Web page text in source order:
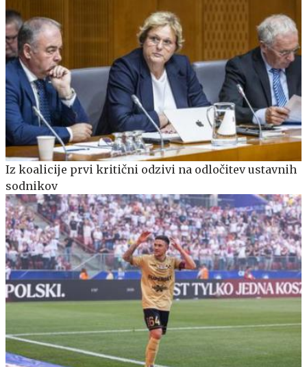
Iz koalicije prvi kritični odzivi na odločitev ustavnih
sodnikov